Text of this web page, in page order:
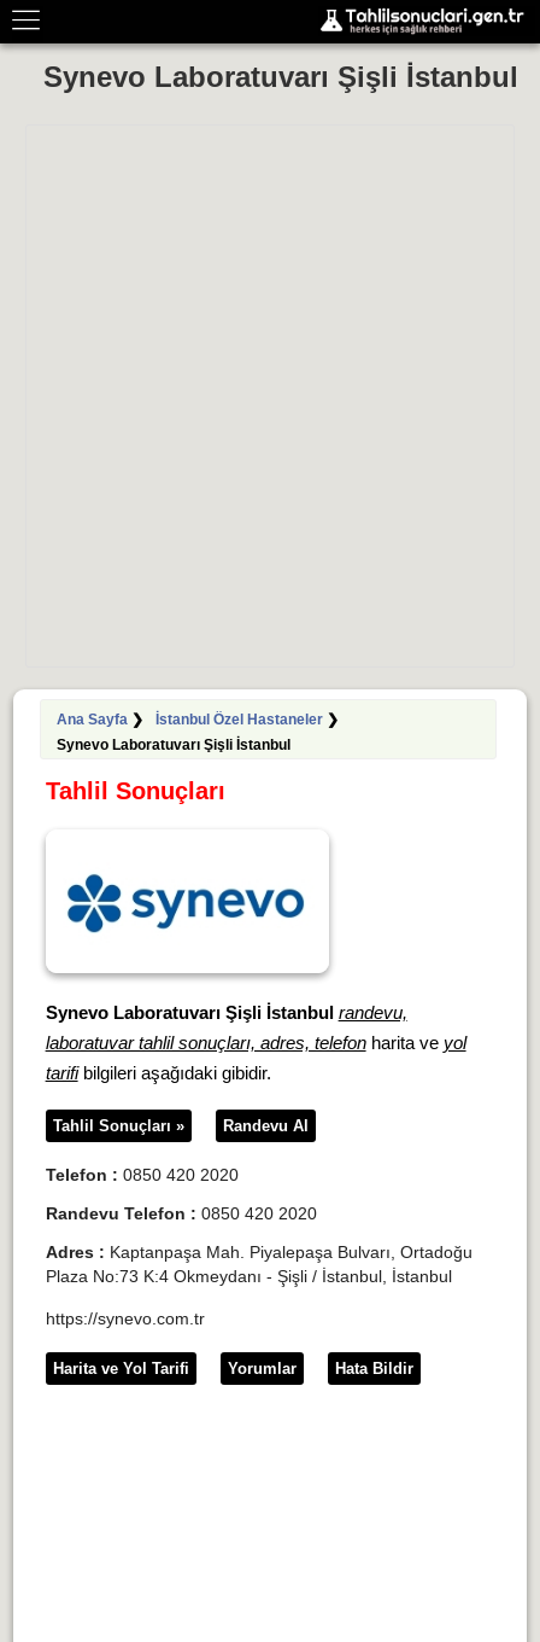
Synevo Laboratuvarı Şişli İstanbul
Ana Sayfa❯ İstanbul Özel Hastaneler❯
Synevo Laboratuvarı Şişli İstanbul
Tahlil Sonuçları
Synevo Laboratuvarı Şişli İstanbul randevu,
laboratuvar tahlil sonuçları, adres, telefonharita ve yol
tarifibilgileri aşağıdaki gibidir.
Tahlil Sonuçları » Randevu Al
Telefon : 0850 420 2020
Randevu Telefon : 0850 420 2020
Adres : Kaptanpaşa Mah. Piyalepaşa Bulvarı, Ortadoğu
Plaza No:73 K:4 Okmeydanı - Şişli / İstanbul, İstanbul
https://synevo.com.tr
Harita ve Yol Tarifi Yorumlar Hata Bildir